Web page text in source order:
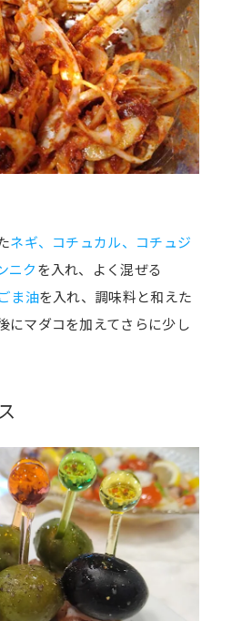
ネギ、コチュカル、コチュジ
ニクを入れ、よく混ぜる
ごま油を入れ、調味料と和えた
にマダコを加えてさらに少し